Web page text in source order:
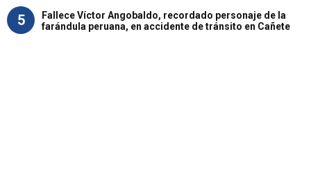
5
Fallece Víctor Angobaldo, recordado personaje de la
farándula peruana, en accidente de tránsito en Cañete